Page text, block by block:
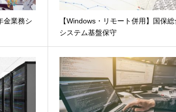
金業務シ
【Windows・リモート併用】国保
システム基盤保守